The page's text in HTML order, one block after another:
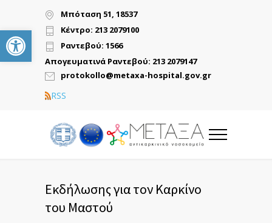
Ανοίξτε τη γραμμή εργαλείων
Μπόταση 51, 18537
Κέντρο: 213 2079100
Ραντεβού: 1566
Απογευματινά Ραντεβού: 213 2079147
protokollo@metaxa-hospital.gov.gr
RSS
Εκδήλωσης για τον Καρκίνο
του Μαστού